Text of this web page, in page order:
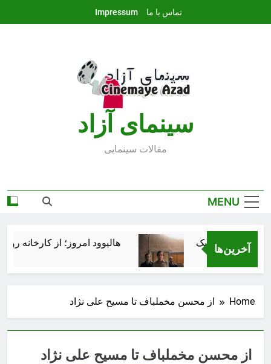
تماس با ما Impressum
سينماى آزاد
مقالات سينمايى
MENU
آخرین‌ها هالیوود امروز؛ از کارخانه
Home از محسن مخملباف تا مسیح علی نژاد
از محسن مخملباف تا مسیح علی نژاد